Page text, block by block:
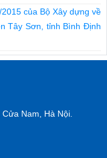
của Bộ Xây dựng về
Tây Sơn, tỉnh Bình Định
2015 của Chính phủ :
của Bộ Xây dựng về
2015 của Bộ Xây dựng
quản lý chi phí đầu tư
Nam, Hà Nội.